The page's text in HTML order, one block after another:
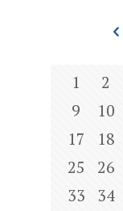
1 2
9
10
17
18
25
26
33
34